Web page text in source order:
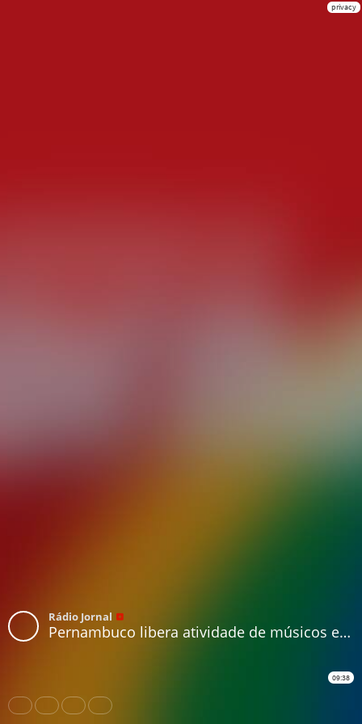
privacy
Rádio Jornal
Pernambuco libera atividade de músicos em bares e restaurantes
09:38
Share Like